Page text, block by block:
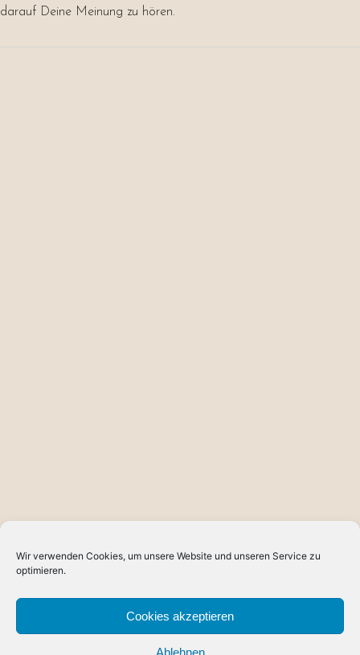
Wir verwenden Cookies, um unsere Website und unseren Service zu
optimieren.
Cookies akzeptieren
Ablehnen
darauf Deine Meinung zu hören.